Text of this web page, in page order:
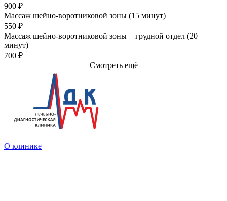
900 ₽
Массаж шейно-воротниковой зоны (15 минут)
550 ₽
Массаж шейно-воротниковой зоны + грудной отдел (20
минут)
700 ₽
Смотреть ещё
О клинике